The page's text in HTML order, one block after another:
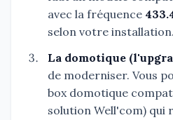
avec la fréquence
selon votre installation.
La domotique
de moderniser. Vous
box domotique
solution Well'com) qui